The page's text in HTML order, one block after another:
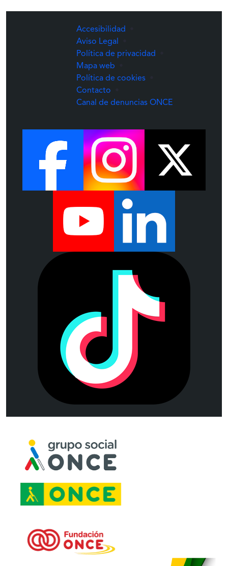
Accesibilidad
Aviso Legal
Política de privacidad
Mapa web
Política de cookies
Contacto
Canal de denuncias ONCE(Abre una